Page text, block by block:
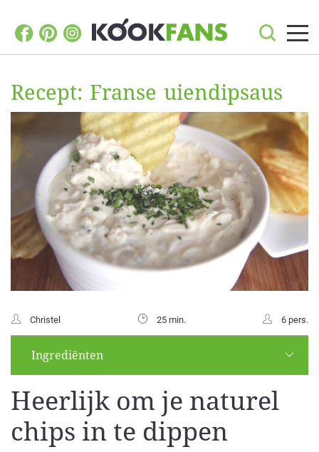
Recept: Franse uiendipsaus
Christel 25 min. 6 pers.
Ingrediënten
Heerlijk om je naturel
chips in te dippen